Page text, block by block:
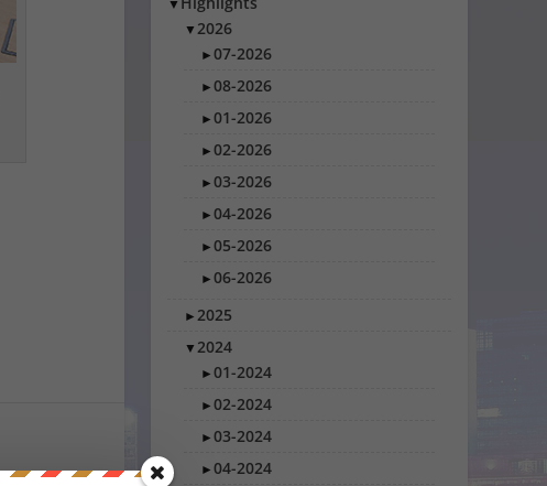
▼ 2026
►07-2026
►08-2026
►01-2026
►02-2026
►03-2026
►04-2026
►05-2026
►06-2026
► 2025
▼ 2024
►01-2024
►02-2024
►03-2024
►04-2024